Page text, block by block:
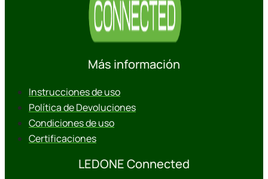
Más información
Instrucciones de uso
Política de Devoluciones
Condiciones de uso
Certificaciones
LEDONE Connected